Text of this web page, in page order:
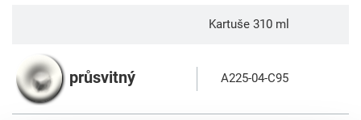
Kartuše 310 ml
průsvitný A225-04-C95